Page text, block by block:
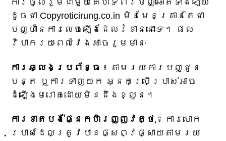
ការចូលរួមជាមួយគេហទំព័របញ្ឆោតទាំងឡាយ
ដូចជា Copyroticirung.co.in មិនមែនគ្រាន់តែជា
បញ្ហានៃការលេចឡើងដែលរំខាននោះទេ។ ផល
វិបាករយៈពេលវែងអាចរួមមានៈ
ការឆ្លងប្រព័ន្ធ ៖ តាមរយៈការបញ្ជូន
បន្ត ឬការទាញយក អ្នកប្រើប្រាស់អាច
ដំឡើងមេរោគដោយមិនដឹងខ្លួន។
ការខាតបង់ផ្នែកហិរញ្ញវត្ថុ៖ ការបោក
ប្រាស់ដែលត្រូវបានផ្សព្វផ្សាយតាមរយៈ